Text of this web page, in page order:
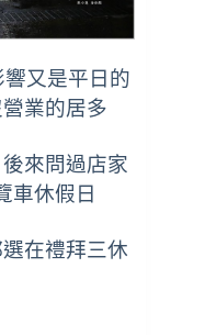
又是平日的
業的居多
來問過店家
車休假日
在禮拜三休